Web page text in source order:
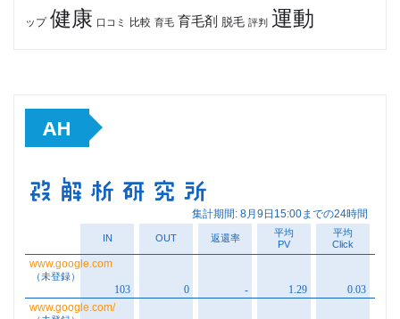
ップ 健康 口コミ 比較 育毛 育毛剤 脱毛 評判 運動
AH